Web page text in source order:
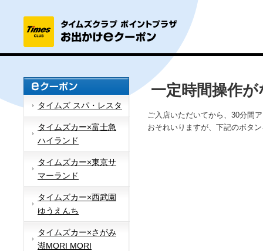
タイムズ スパ・レスタ
タイムズカー×富士急
ハイランド
タイムズカー×東京サ
マーランド
タイムズカー×西武園
ゆうえんち
タイムズカー×さがみ
湖MORI MORI
一定時間操作
ご入店いただいてから、30分間
おそれいりますが、下記のボタ